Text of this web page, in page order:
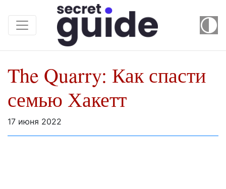
The Quarry: Как спасти
семью Хакетт
17 июня 2022